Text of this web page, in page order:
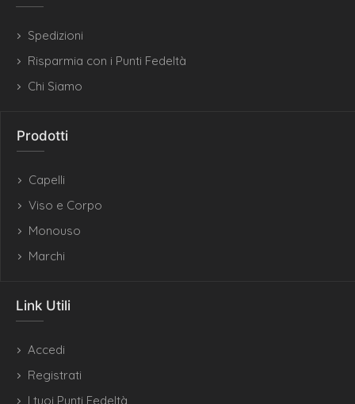
Spedizioni
Risparmia con i Punti Fedeltà
Chi Siamo
Prodotti
Capelli
Viso e Corpo
Monouso
Marchi
Link Utili
Accedi
Registrati
I tuoi Punti Fedeltà